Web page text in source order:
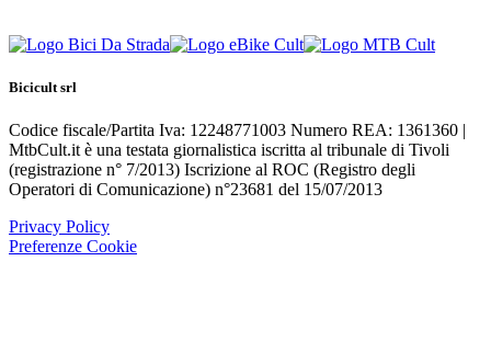
Bicicult srl
Codice fiscale/Partita Iva: 12248771003 Numero REA: 1361360 |
MtbCult.it è una testata giornalistica iscritta al tribunale di Tivoli
(registrazione n° 7/2013) Iscrizione al ROC (Registro degli
Operatori di Comunicazione) n°23681 del 15/07/2013
Privacy Policy
Preferenze Cookie